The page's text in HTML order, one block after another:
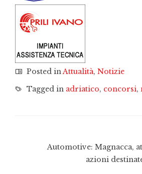
Posted inAttualità, Notizie
Tagged in adriatico, concorsi,
Automotive: Magnacca,
azioni